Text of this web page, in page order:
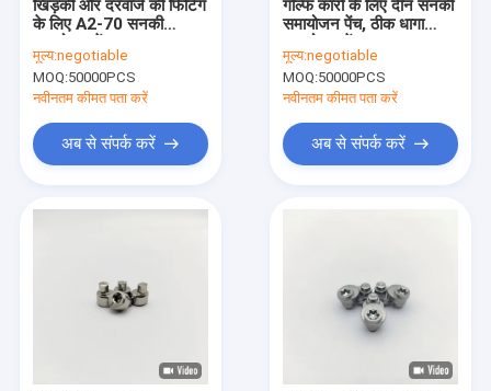
खिड़की और दरवाजे की फिटिंग
के लिए A2-70 सनकी
SS304 सामग्री
मूल्य:negotiable
MOQ:50000PCS
नवीनतम कीमत पता करें
अब से संपर्क करें
गोल्फ कारों के लिए दीन सनकी
समायोजन पेंच, ठीक धागा
मूल्य:negotiable
MOQ:50000PCS
नवीनतम कीमत पता करें
अब से संपर्क करें